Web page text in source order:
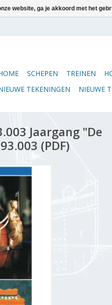
SCHEPEN TREINEN
TEKENINGEN
NIEUWE
Jaargang "De
(PDF)
website, ga je akkoord met het